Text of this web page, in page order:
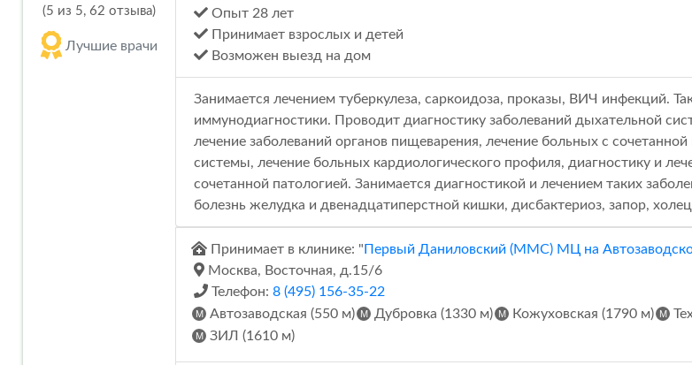
(5 из 5, 62 отзыва)
Лучшие врачи
Опыт 28 лет
Принимает взрослых и детей
Возможен выезд на дом
Занимается лечением туберкулеза, саркоидоза, проказы, ВИЧ инфекций.
иммунодиагностики. Проводит диагностику заболеваний дыхательной
лечение заболеваний органов пищеварения, лечение больных с
системы, лечение больных кардиологического профиля, диагностику и
сочетанной патологией. Занимается диагностикой и лечением таких
болезнь желудка и двенадцатиперстной кишки, дисбактериоз, запор,
Принимает в клинике: " Первый Даниловский (ММС) МЦ на
Москва, Восточная, д.15/6
Телефон: 8 (495) 156-35-22
Автозаводская (550 м)
Дубровка (1330 м) Кожуховская (1790 м)
ЗИЛ (1610 м)